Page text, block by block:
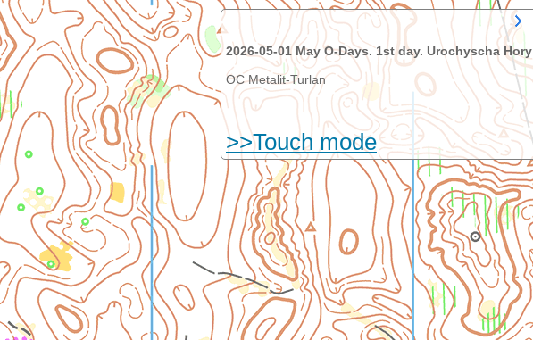
2026-05-01 May O-Days. 1st day. Urochyscha Hory
OC Metalit-Turlan
>>Touch mode